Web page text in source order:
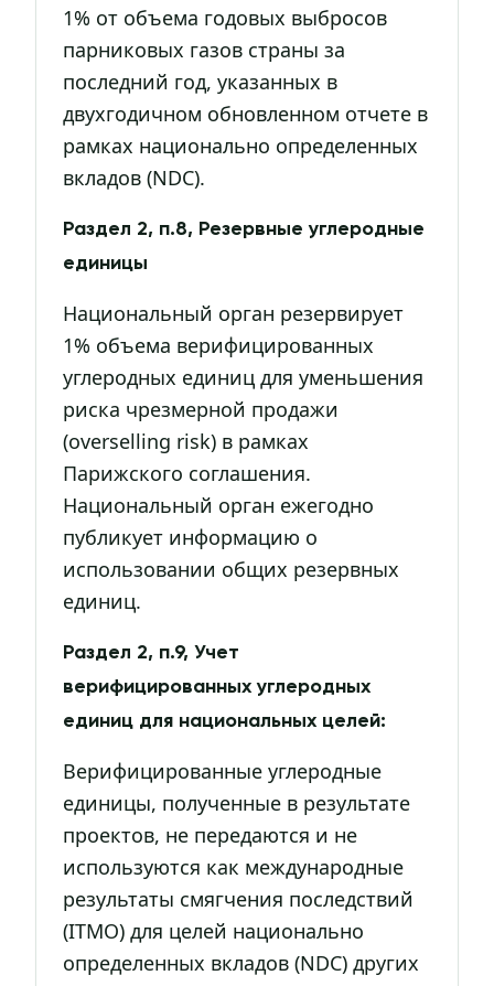
1% от объема годовых выбросов
парниковых газов страны за
последний год, указанных в
двухгодичном обновленном отчете в
рамках национально определенных
вкладов (NDC).
Раздел 2, п.8, Резервные углеродные
единицы
Национальный орган резервирует
1% объема верифицированных
углеродных единиц для уменьшения
риска чрезмерной продажи
(overselling risk) в рамках
Парижского соглашения.
Национальный орган ежегодно
публикует информацию о
использовании общих резервных
единиц.
Раздел 2, п.9, Учет
верифицированных углеродных
единиц для национальных целей:
Верифицированные углеродные
единицы, полученные в результате
проектов, не передаются и не
используются как международные
результаты смягчения последствий
(ITMO) для целей национально
определенных вкладов (NDC) других